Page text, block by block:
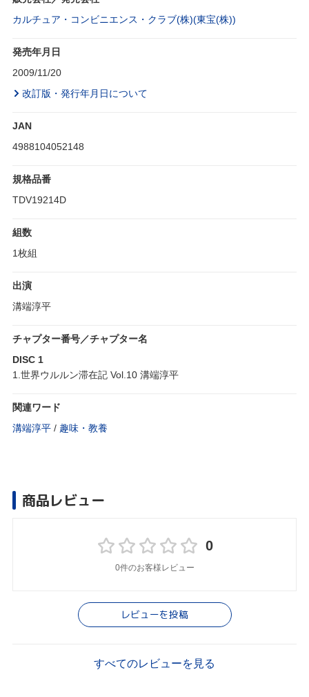
カルチュア・コンビニエンス・クラブ(株)(東宝(株))
発売年月日
2009/11/20
改訂版・発行年月日について
JAN
4988104052148
規格品番
TDV19214D
組数
1枚組
出演
溝端淳平
チャプター番号／チャプター名
DISC 1
1.世界ウルルン滞在記 Vol.10 溝端淳平
関連ワード
溝端淳平 / 趣味・教養
商品レビュー
0
0件のお客様レビュー
レビューを投稿
すべてのレビューを見る